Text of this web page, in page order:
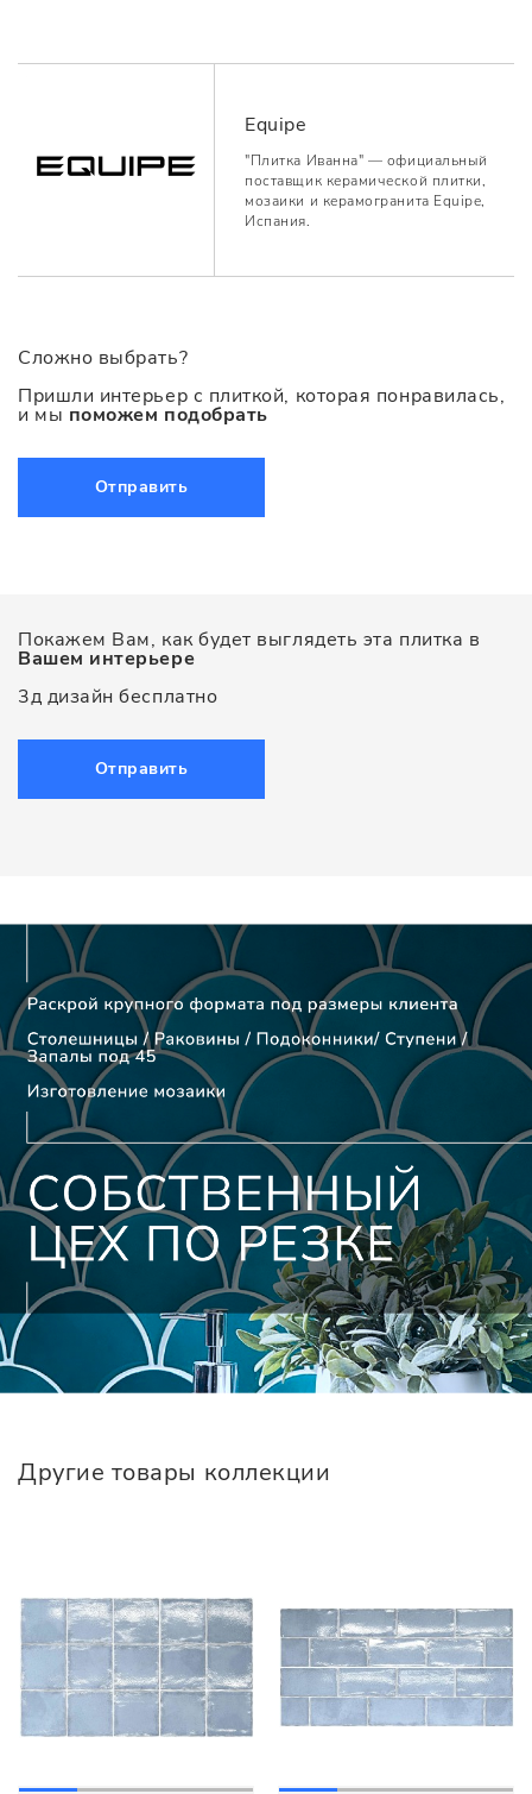
Equipe
"Плитка Иванна" — официальный
поставщик керамической плитки,
мозаики и керамогранита Equipe,
Испания.
Сложно выбрать?
Пришли интерьер с плиткой, которая понравилась,
и мы поможем подобрать
Отправить
Покажем Вам, как будет выглядеть эта плитка в
Вашем интерьере
3д дизайн бесплатно
Отправить
Другие товары коллекции